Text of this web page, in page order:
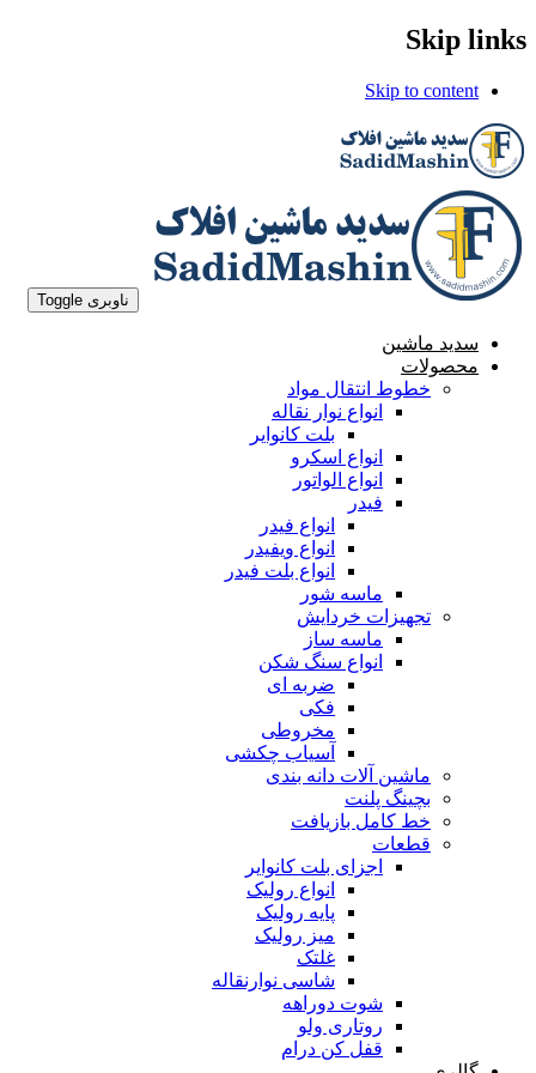
Skip links
Skip to content
ناوبری Toggle
سدید ماشین
محصولات
خطوط انتقال مواد
انواع نوار نقاله
بلت کانوایر
انواع اسکرو
انواع الواتور
فیدر
انواع فیدر
انواع ویفیدر
انواع بلت فیدر
ماسه شور
تجهیزات خردایش
ماسه ساز
انواع سنگ شکن
ضربه ای
فکی
مخروطی
آسیاب چکشی
ماشین آلات دانه بندی
بچینگ پلنت
خط کامل بازیافت
قطعات
اجزای بلت کانوایر
انواع رولیک
پایه رولیک
میز رولیک
غلتک
شاسی نوارنقاله
شوت دوراهه
روتاری ولو
قفل کن درام